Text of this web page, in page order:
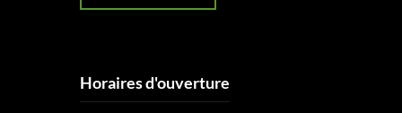
Horaires d'ouverture